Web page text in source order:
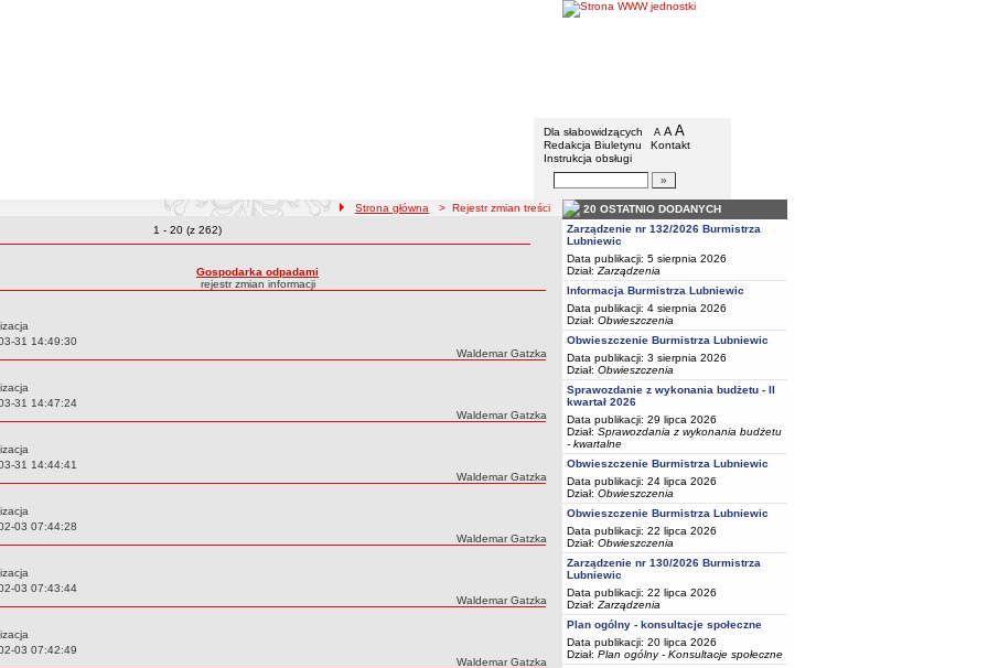
BIP - Urząd Miejski w Lubniewicach
Menu dodatkowe
Dla słabowidzących A pomniejsz czcionkę
A standardowy rozmiar czcionki
A
Redakcja Biuletynu
Kontakt
Instrukcja obsługi
Wyszukiwarka artykułów
ścieżka nawigacji
Strona główna > Rejestr zmian treści
treści Zmiany o pozycjach
1 - 20 (z 262)
Gospodarka odpadami
rejestr zmian informacji
31 14:49:30
Autor:
Waldemar Gatzka
31 14:47:24
Autor:
Waldemar Gatzka
31 14:44:41
Autor:
Waldemar Gatzka
03 07:44:28
Autor:
Waldemar Gatzka
03 07:43:44
Autor:
Waldemar Gatzka
03 07:42:49
Autor:
Waldemar Gatzka
20 OSTATNIO DODANYCH
Zarządzenie nr 132/2026 Burmistrza
Lubniewic
Data publikacji: 5 sierpnia 2026
Dział: Zarządzenia
Informacja Burmistrza Lubniewic
Data publikacji: 4 sierpnia 2026
Dział: Obwieszczenia
Obwieszczenie Burmistrza Lubniewic
Data publikacji: 3 sierpnia 2026
Dział: Obwieszczenia
Sprawozdanie z wykonania budżetu - II
kwartał 2026
Data publikacji: 29 lipca 2026
Dział: Sprawozdania z wykonania budżetu
- kwartalne
Obwieszczenie Burmistrza Lubniewic
Data publikacji: 24 lipca 2026
Dział: Obwieszczenia
Obwieszczenie Burmistrza Lubniewic
Data publikacji: 22 lipca 2026
Dział: Obwieszczenia
Zarządzenie nr 130/2026 Burmistrza
Lubniewic
Data publikacji: 22 lipca 2026
Dział: Zarządzenia
Plan ogólny - konsultacje społeczne
Data publikacji: 20 lipca 2026
Dział: Plan ogólny - Konsultacje społeczne